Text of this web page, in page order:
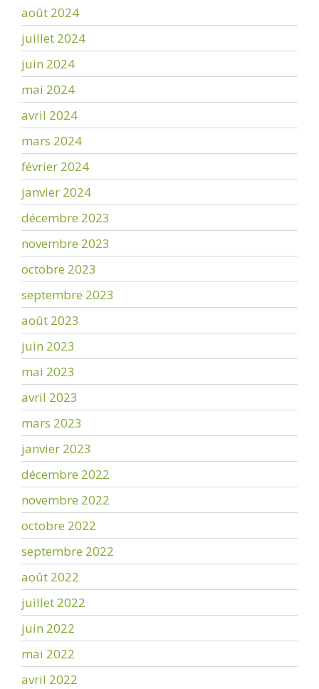
août 2024
juillet 2024
juin 2024
mai 2024
avril 2024
mars 2024
février 2024
janvier 2024
décembre 2023
novembre 2023
octobre 2023
septembre 2023
août 2023
juin 2023
mai 2023
avril 2023
mars 2023
janvier 2023
décembre 2022
novembre 2022
octobre 2022
septembre 2022
août 2022
juillet 2022
juin 2022
mai 2022
avril 2022